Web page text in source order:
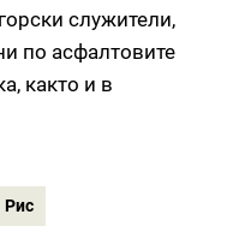
служители,
по асфалтовите
както и в
Рис